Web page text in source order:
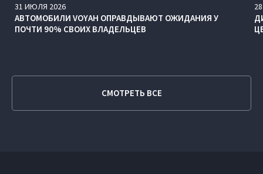
31 ИЮЛЯ 2026
АВТОМОБИЛИ VOYAH ОПРАВДЫВАЮТ ОЖИДАНИЯ У
ПОЧТИ 90% СВОИХ ВЛАДЕЛЬЦЕВ
28
СМОТРЕТЬ ВСЕ